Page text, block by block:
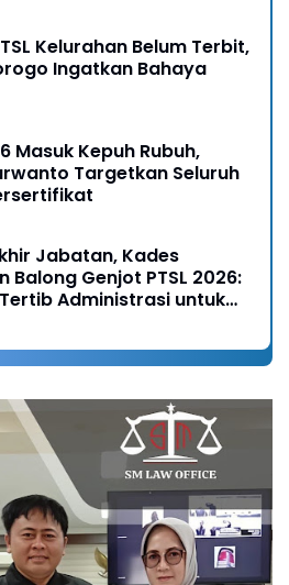
Kelurahan Belum Terbit,
Ingatkan Bahaya
Masuk Kepuh Rubuh,
Targetkan Seluruh
Jabatan, Kades
Balong Genjot PTSL 2026:
Administrasi untuk